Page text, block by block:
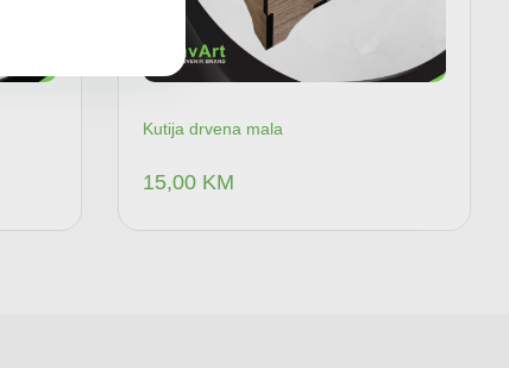
Kutija drvena mala
15,00 KM